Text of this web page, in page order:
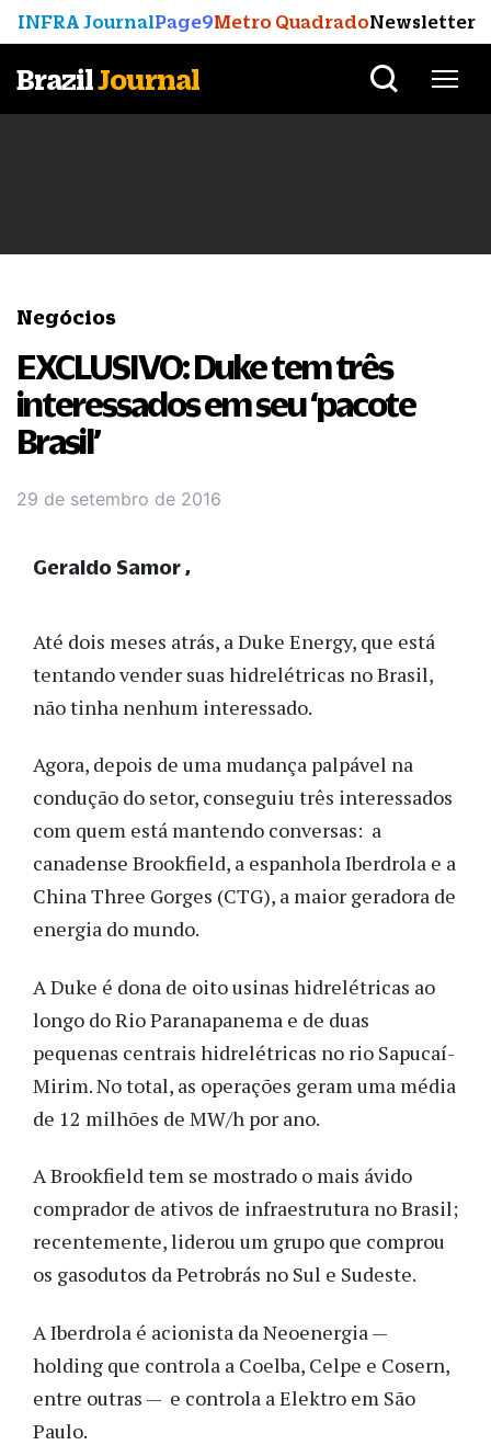
INFRA JournalPage9Metro QuadradoNewsletter
BrazilJournal
Negócios
EXCLUSIVO: Duke tem três
interessados em seu ‘pacote
Brasil’
29 de setembro de 2016
Até dois meses atrás, a Duke Energy, que está
tentando vender suas hidrelétricas no Brasil,
não tinha nenhum interessado.
Agora, depois de uma mudança palpável na
condução do setor, conseguiu três interessados
com quem está mantendo conversas: a
canadense Brookfield, a espanhola Iberdrola e a
China Three Gorges (CTG), a maior geradora de
energia do mundo.
A Duke é dona de oito usinas hidrelétricas ao
longo do Rio Paranapanema e de duas
pequenas centrais hidrelétricas no rio Sapucaí-
Mirim. No total, as operações geram uma média
de 12 milhões de MW/h por ano.
A Brookfield tem se mostrado o mais ávido
comprador de ativos de infraestrutura no Brasil;
recentemente, liderou um grupo que comprou
os gasodutos da Petrobrás no Sul e Sudeste.
A Iberdrola é acionista da Neoenergia —
holding que controla a Coelba, Celpe e Cosern,
entre outras — e controla a Elektro em São
Paulo.
Geraldo Samor